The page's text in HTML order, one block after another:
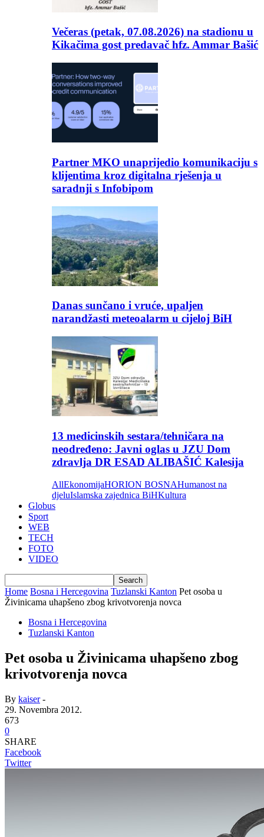
Večeras (petak, 07.08.2026) na stadionu u
Kikačima gost predavač hfz. Ammar Bašić
Partner MKO unaprijedio komunikaciju s
klijentima kroz digitalna rješenja u
saradnji s Infobipom
Danas sunčano i vruće, upaljen
narandžasti meteoalarm u cijeloj BiH
13 medicinskih sestara/tehničara na
neodređeno: Javni oglas u JZU Dom
zdravlja DR ESAD ALIBAŠIĆ Kalesija
AllEkonomijaHORION BOSNAHumanost na
djeluIslamska zajednica BiHKultura
Globus
Sport
WEB
TECH
FOTO
VIDEO
Home Bosna i Hercegovina Tuzlanski Kanton Pet osoba u
Živinicama uhapšeno zbog krivotvorenja novca
Bosna i Hercegovina
Tuzlanski Kanton
Pet osoba u Živinicama uhapšeno zbog
krivotvorenja novca
By kaiser-
29. Novembra 2012.
673
0
SHARE
Facebook
Twitter